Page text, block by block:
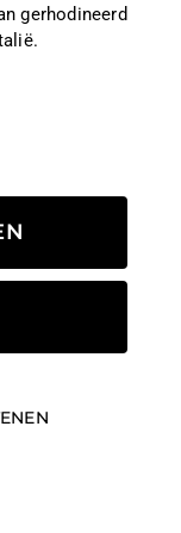
gerhodineerd